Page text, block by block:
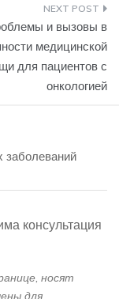
и вызовы в
медицинской
для пациентов с
онкологией
заболеваний
консультация
носят
для